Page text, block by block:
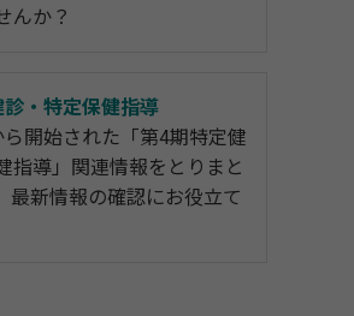
んか？
・特定保健指導
開始された「第4期特定健
指導」関連情報をとりまと
最新情報の確認にお役立て